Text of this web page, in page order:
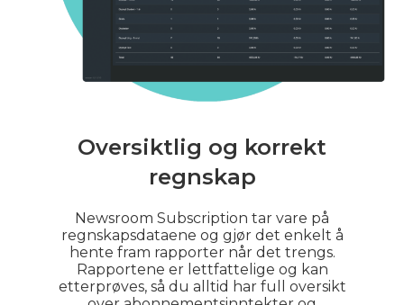
Oversiktlig og korrekt
regnskap
Newsroom Subscription tar vare på
regnskapsdataene og gjør det enkelt å
hente fram rapporter når det trengs.
Rapportene er lettfattelige og kan
etterprøves, så du alltid har full oversikt